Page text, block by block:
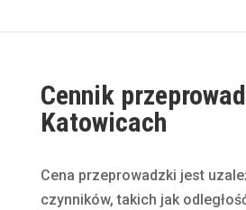
Cennik
Katowicach
Cena przeprowadzki jest
czynników, takich jak